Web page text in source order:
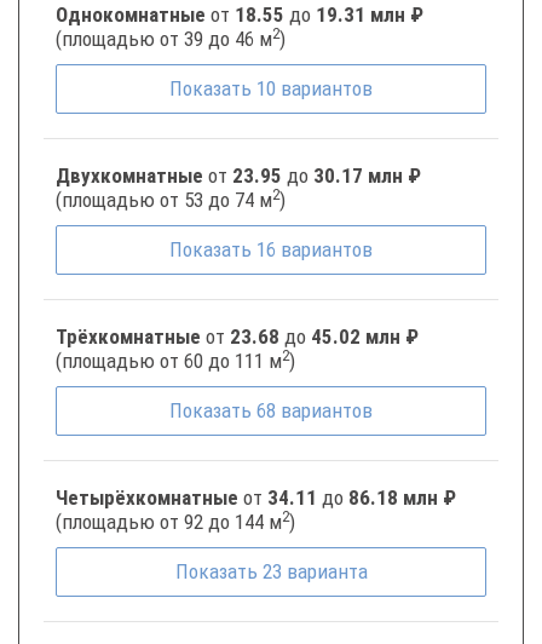
Однокомнатные от 18.55 до 19.31 млн ₽
(площадью от 39 до 46 м2)
Показать 10 вариантов
Двухкомнатные от 23.95 до 30.17 млн ₽
(площадью от 53 до 74 м2)
Показать 16 вариантов
Трёхкомнатные от 23.68 до 45.02 млн ₽
(площадью от 60 до 111 м2)
Показать 68 вариантов
Четырёхкомнатные от 34.11 до 86.18 млн ₽
(площадью от 92 до 144 м2)
Показать 23 варианта